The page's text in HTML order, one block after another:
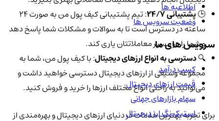
🕒پشتیبانی 24/7
: تیم پشتیبانی کیف پول من به صورت 24
ساعته در دسترس است تا به سوالات و مشکلات شما پاسخ دهد
و شما را در مسیر معاملاتتان یاری کند.
🔍دسترسی به انواع ارزهای دیجیتال: با کیف پول من، شما به
مجموعه وسیعی از ارزهای دیجیتال دسترسی خواهید داشت و
می‌توانید به راحتی انواع مختلف ارزها را خرید و فروش کنید.
برای تجربه بهترین خدمات در دنیای ارزهای دیجیتال و بهره‌مندی از
اطلاعیه ها
وضعیت سرویس ها
سرویس های ما
کسب درآمد
قیمت ارزهای دیجیتال
سهام بازارهای جهانی
استیکینگ ارز دیجیتال